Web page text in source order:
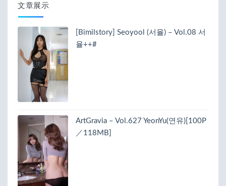
文章展示
[Bimilstory] Seoyool (서율) – Vol.08 서
율++#
ArtGravia – Vol.627 YeonYu(연유)[100P
／118MB]